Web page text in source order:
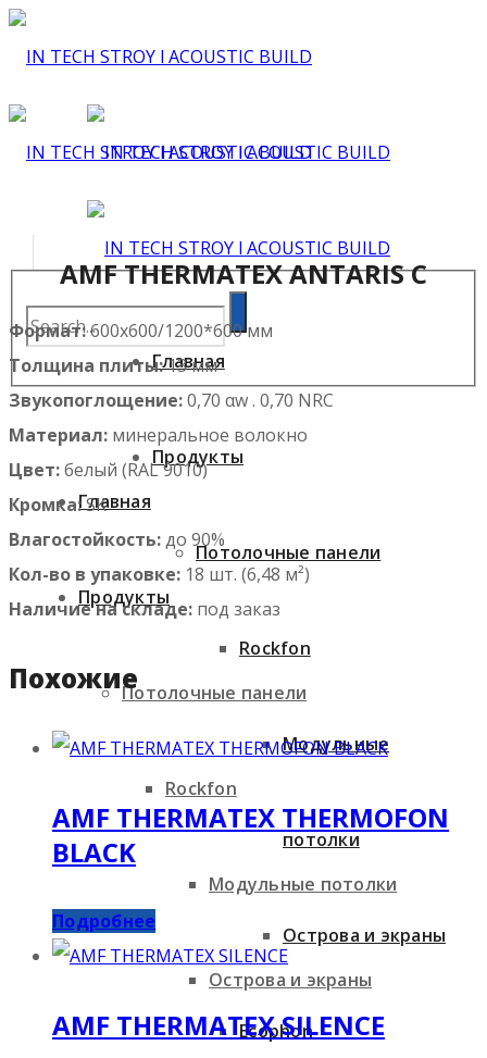
Главная
Продукты
Потолочные панели
Rockfon
Модульные потолки
Острова и экраны
Главная
Продукты
Потолочные панели
Rockfon
Модульные
потолки
Острова и экраны
Ecophon
AMF THERMATEX ANTARIS C
Формат:600х600/1200*600 мм
Толщина плиты:13 мм
Звукопоглощение:0,70 αw . 0,70 NRC
Материал: минеральное волокно
Цвет:белый (RAL 9010)
Кромка:SK
Влагостойкость:до 90%
Кол-во в упаковке: 18 шт. (6,48 м²)
Наличие на складе: под заказ
Похожие
AMF THERMATEX THERMOFON
BLACK
Подробнее
AMF THERMATEX SILENCE